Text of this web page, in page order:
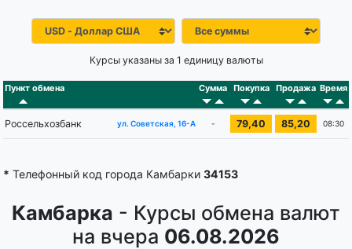
Курсы указаны за 1 единицу валюты
Пункт обмена Сумма Покупка Продажа Время
Россельхозбанк ул. Советская, 16-А - 79,40 85,20 08:30
* Телефонный код города Камбарки 34153
Камбарка - Курсы обмена валют
на вчера 06.08.2026